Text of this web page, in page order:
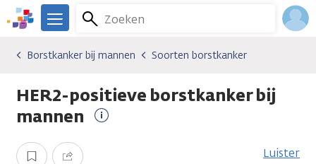
Overslaan
en
gaan
We
er
je.
Kanker.nl
Zoeken
Menu
Kankersoorten
Borstkanker bij mannen
Soorten borstkanker
Borstkanker bij mannen Soorten borstkanker
HER2-positieve borstkanker bij
mannen
Opslaan Delen Luister